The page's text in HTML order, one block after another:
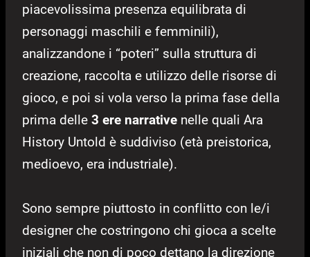
piacevolissima presenza equilibrata di
personaggi maschili e femminili),
analizzandone i “poteri” sulla struttura di
creazione, raccolta e utilizzo delle risorse di
gioco, e poi si vola verso la prima fase della
prima delle 3 ere narrative nelle quali Ara
History Untold è suddiviso (età preistorica,
medioevo, era industriale).
Sono sempre piuttosto in conflitto con le/i
designer che costringono chi gioca a scelte
iniziali che non di poco dettano la direzione